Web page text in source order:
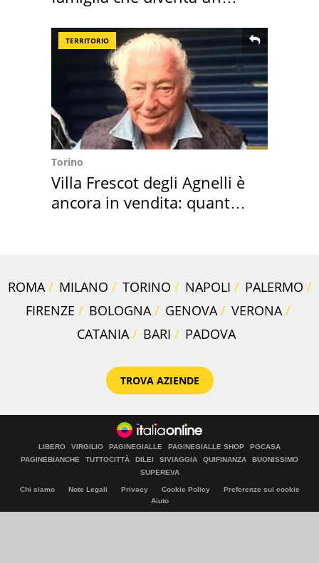
TERRITORIO
Torino
Villa Frescot degli Agnelli è
ancora in vendita: quanto
ROMA MILANO TORINO NAPOLI
PALERMO
FIRENZE
BOLOGNA GENOVA
VERONA
CATANIA
BARI PADOVA
TROVA AZIENDE
LIBERO VIRGILIO PAGINEGIALLE PAGINEGIALLE SHOP
PGCASA
PAGINEBIANCHE
TUTTOCITTÀ DILEI SIVIAGGIA QUIFINANZA
BUONISSIMO
SUPEREVA
Chi siamo Note Legali Privacy Cookie Policy
Preferenze sui cookie
Aiuto